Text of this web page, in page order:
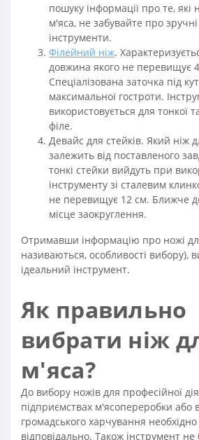
пошуку інформації про те, які
м'яса, не забувайте про
інструменти.
Філейний ніж.
довжина якого не перевищує
Спеціалізована заточка під
максимальної гостроти.
використовується для тонкої
філе.
Девайс для стейків. Який ніж
залежить від поставленого
тонкі стейки вийдуть при
інструменту зі сталевим
не перевищує 12 см. Ближче
місце заокруглення.
Отримавши інформацію про ножі
називаються, особливості вибору),
ідеальний інструмент.
Як правильно
вибрати ніж
м'яса?
До вибору ножів для професійної
підприємствах м'ясопереробки або
громадського харчування необхідно
відповідально. Також інструмент